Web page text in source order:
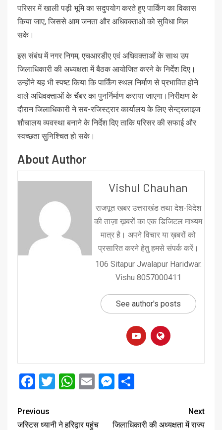
परिसर में खाली पड़ी भूमि का सदुपयोग करते हुए पार्किंग का विकास
किया जाए, जिससे आम जनता और अधिवक्ताओं को सुविधा मिल
सके।
इस संबंध में नगर निगम, एचआरडीए एवं अधिवक्ताओं के साथ उप
जिलाधिकारी की अध्यक्षता में बैठक आयोजित करने के निर्देश दिए।
उन्होंने यह भी स्पष्ट किया कि पार्किंग स्थल निर्माण से प्रभावित होने
वाले अधिवक्ताओं के चैंबर का पुनर्निर्माण कराया जाएगा।निरीक्षण के
दौरान जिलाधिकारी ने सब-रजिस्ट्रार कार्यालय के लिए सेन्ट्रलाइज
शौचालय व्यवस्था बनाने के निर्देश दिए ताकि परिसर की सफाई और
स्वच्छता सुनिश्चित हो सके।
About Author
Vishul Chauhan
राजपूत खबर उत्तराखंड तथा देश-विदेश
की ताज़ा ख़बरों का एक डिजिटल माध्यम
मात्र है। अपने विचार या ख़बरों को
प्रसारित करने हेतु हमसे संपर्क करें।
106 Sitapur Jwalapur Haridwar.
Vishu 8057000411
See author's posts
Facebook
Twitter
WhatsApp
EmailMessenger
Previous
जस्टिस ध्यानी ने हरिद्वार पहुंच
Next
जिलाधिकारी की अध्यक्षता में राज्य